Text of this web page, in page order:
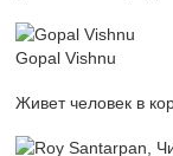
Gopal Vishnu
Живет человек в